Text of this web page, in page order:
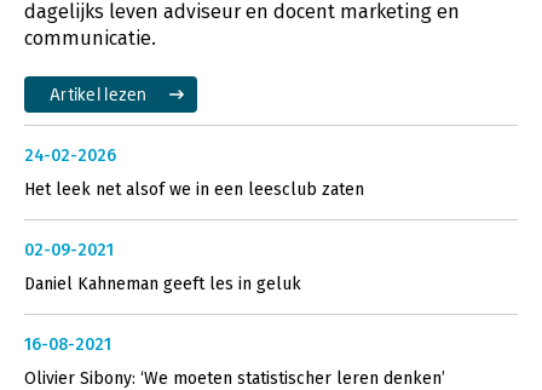
dagelijks leven adviseur en docent marketing en
communicatie.
Artikel lezen
24-02-2026
Het leek net alsof we in een leesclub zaten
02-09-2021
Daniel Kahneman geeft les in geluk
16-08-2021
Olivier Sibony: ‘We moeten statistischer leren denken’